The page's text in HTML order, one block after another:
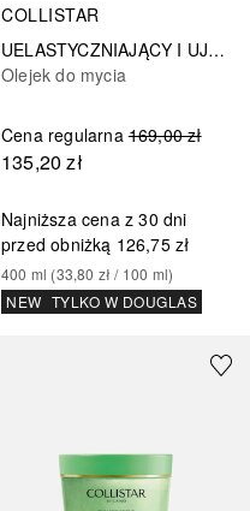
COLLISTAR
UELASTYCZNIAJĄCY I UJĘDRNIAJĄCY OLEJEK TALASSO
Olejek do mycia
Cena regularna 169,00 zł
135,20 zł
Najniższa cena z 30 dni
przed obniżką 126,75 zł
400 ml (33,80 zł / 100 ml)
NEW TYLKO W DOUGLAS